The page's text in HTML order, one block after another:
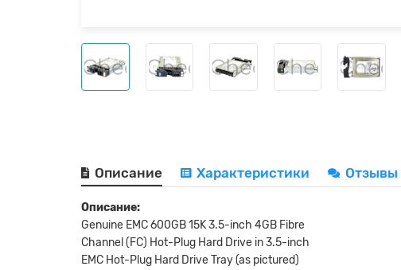
Описание Характеристики Отзывы
Описание:
Genuine EMC 600GB 15K 3.5-inch 4GB Fibre
Channel (FC) Hot-Plug Hard Drive in 3.5-inch
EMC Hot-Plug Hard Drive Tray (as pictured)